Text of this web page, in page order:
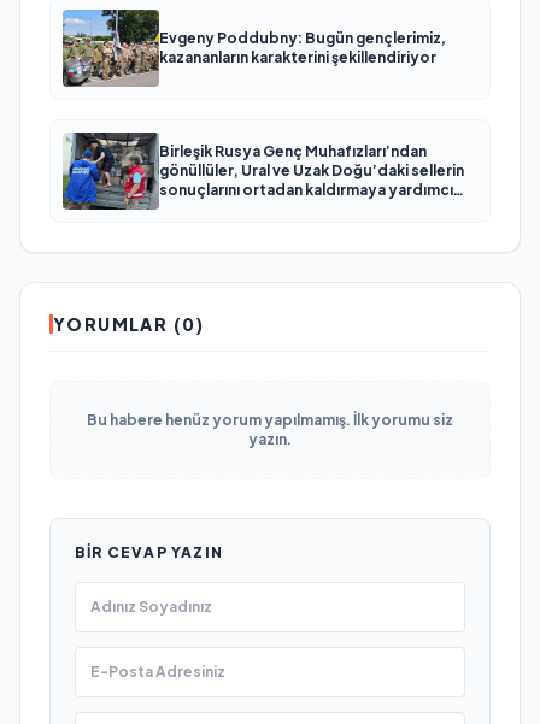
Evgeny Poddubny: Bugün gençlerimiz,
kazananların karakterini şekillendiriyor
Birleşik Rusya Genç Muhafızları’ndan
gönüllüler, Ural ve Uzak Doğu’daki sellerin
sonuçlarını ortadan kaldırmaya yardımcı
YORUMLAR (0)
Bu habere henüz yorum yapılmamış. İlk yorumu siz
yazın.
BIR CEVAP YAZIN